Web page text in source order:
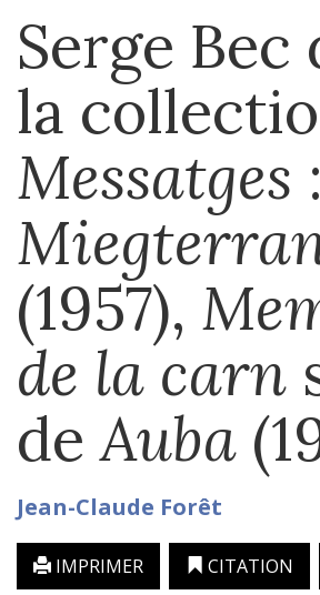
Serge Bec
la
Messatges :
(1957),
de la carn
deAuba
Jean-Claude Forêt
IMPRIMER CITATION